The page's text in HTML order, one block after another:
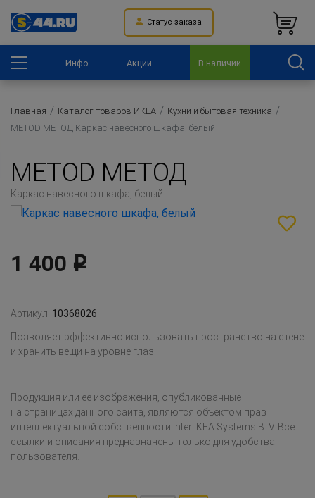
Статус заказа
Инфо Акции В наличии
Главная Каталог товаров ИКЕА
Кухни и бытовая техника
METOD МЕТОД Каркас навесного шкафа, белый
METOD МЕТОД
Каркас навесного шкафа, белый
1 400 Р
Артикул: 10368026
Позволяет эффективно использовать пространство на стене
и хранить вещи на уровне глаз.
Продукция или ее изображения, опубликованные
на страницах данного сайта, являются объектом прав
интеллектуальной собственности Inter IKEA Systems B. V. Все
ссылки и описания предназначены только для удобства
пользователя.